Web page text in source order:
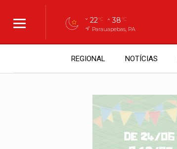
22°C 38°C
Parauapebas, PA
REGIONAL NOTÍCIAS